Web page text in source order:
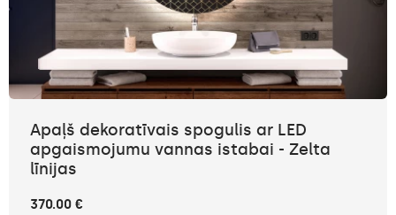
Apaļš dekoratīvais spogulis ar LED
apgaismojumu vannas istabai - Zelta
līnijas
370.00 €